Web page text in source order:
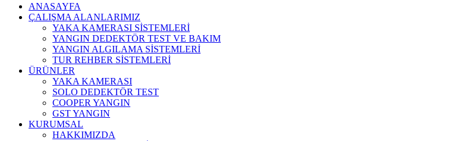
ANASAYFA
ÇALIŞMA ALANLARIMIZ
YAKA KAMERASI SİSTEMLERİ
YANGIN DEDEKTÖR TEST VE BAKIM
YANGIN ALGILAMA SİSTEMLERİ
TUR REHBER SİSTEMLERİ
ÜRÜNLER
YAKA KAMERASI
SOLO DEDEKTÖR TEST
COOPER YANGIN
GST YANGIN
KURUMSAL
HAKKIMIZDA